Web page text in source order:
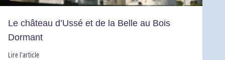
Le château d’Ussé et de la Belle au Bois
Dormant
Lire l’article